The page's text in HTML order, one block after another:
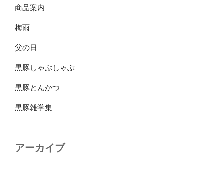
商品案内
梅雨
父の日
黒豚しゃぶしゃぶ
黒豚とんかつ
黒豚雑学集
アーカイブ